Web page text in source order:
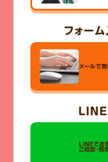
フォーム
メールで
LINE
LINEでお
ご相談・質